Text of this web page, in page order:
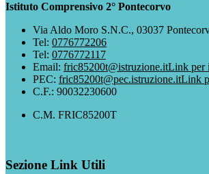
Istituto Comprensivo 2° Pontecorvo
Via Aldo Moro S.N.C., 03037
Tel: 0776772206
Tel: 0776772117
Email: fric85200t@istruzione.itLink per
PEC: fric85200t@pec.istruzione.itLink
C.F.: 90032230600
C.M. FRIC85200T
Sezione Link Utili